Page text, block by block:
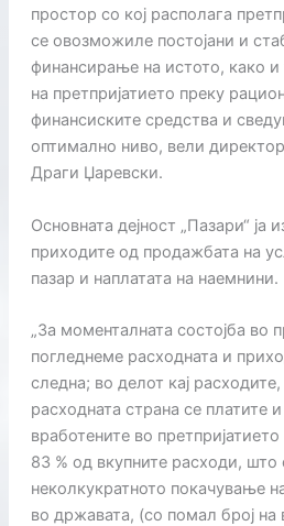
простор со кој располага
се овозможиле постојани и
финансирање на истото, како и
на претпријатието преку
финансиските средства и
оптимално ниво, вели
Драги Џаревски.
Основната дејност „Пазари“ ја
приходите од продажбата на
пазар и наплатата на наемнини.
„За моменталната состојба во
погледнеме расходната и
следна; во делот кај
расходната страна се платите
вработените во
83 % од вкупните расходи,
неколкукратното покачување
во државата, (со помал број на